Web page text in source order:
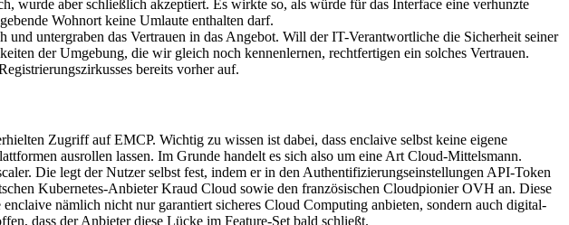
wurde aber schließlich akzeptiert. Es wirkte so, als würde für das Interface eine verhunzte
Wohnort keine Umlaute enthalten darf.
untergraben das Vertrauen in das Angebot. Will der IT-Verantwortliche die Sicherheit seiner
der Umgebung, die wir gleich noch kennenlernen, rechtfertigen ein solches Vertrauen.
bereits vorher auf.
Zugriff auf EMCP. Wichtig zu wissen ist dabei, dass enclaive selbst keine eigene
ausrollen lassen. Im Grunde handelt es sich also um eine Art Cloud-Mittelsmann.
Die legt der Nutzer selbst fest, indem er in den Authentifizierungseinstellungen API-Token
Kubernetes-Anbieter Kraud Cloud sowie den französischen Cloudpionier OVH an. Diese
nämlich nicht nur garantiert sicheres Cloud Computing anbieten, sondern auch digital-
dass der Anbieter diese Lücke im Feature-Set bald schließt.